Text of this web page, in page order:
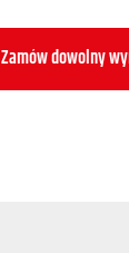
Zamów dowolny